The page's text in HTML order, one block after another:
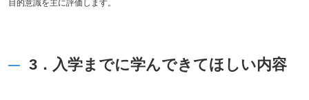
目的意識を主に評価します。
3．入学までに学んできてほしい内容